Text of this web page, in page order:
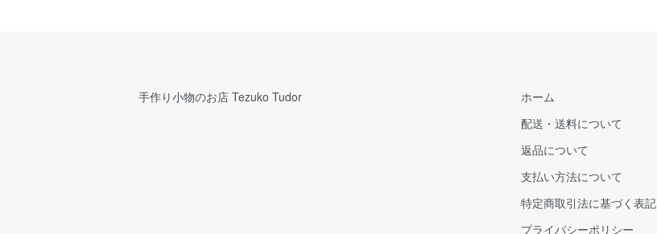
手作り小物のお店 Tezuko Tudor
ホーム
配送・送料について
返品について
支払い方法について
特定商取引法に基づく表記
プライバシーポリシー